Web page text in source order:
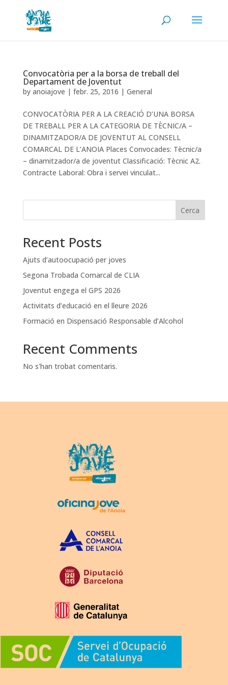
Convocatòria per a la borsa de treball del
Departament de Joventut
by anoiajove | febr. 25, 2016 | General
CONVOCATÒRIA PER A LA CREACIÓ D’UNA BORSA
DE TREBALL PER A LA CATEGORIA DE TÈCNIC/A –
DINAMITZADOR/A DE JOVENTUT AL CONSELL
COMARCAL DE L’ANOIA Places Convocades: Tècnic/a
– dinamitzador/a de joventut Classificació: Tècnic A2.
Contracte Laboral: Obra i servei vinculat...
Cerca
Recent Posts
Ajuts d’autoocupació per joves
Segona Trobada Comarcal de CLIA
Joventut engega el GPS 2026
Activitats d’educació en el lleure 2026
Formació en Dispensació Responsable d’Alcohol
Recent Comments
No s'han trobat comentaris.